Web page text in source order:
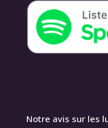
Notre avis sur les